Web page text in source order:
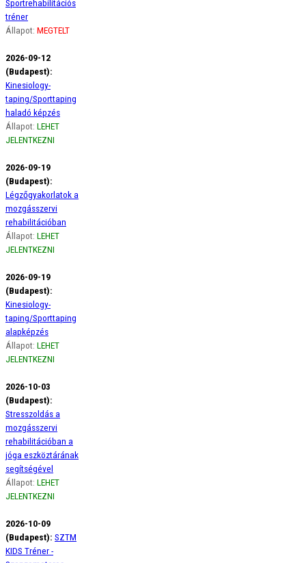
Sportrehabilitációs
tréner
Állapot: MEGTELT
2026-09-12
(Budapest):
Kinesiology-
taping/Sporttaping
haladó képzés
Állapot: LEHET
JELENTKEZNI
2026-09-19
(Budapest):
Légzőgyakorlatok a
mozgásszervi
rehabilitációban
Állapot: LEHET
JELENTKEZNI
2026-09-19
(Budapest):
Kinesiology-
taping/Sporttaping
alapképzés
Állapot: LEHET
JELENTKEZNI
2026-10-03
(Budapest):
Stresszoldás a
mozgásszervi
rehabilitációban a
jóga eszköztárának
segítségével
Állapot: LEHET
JELENTKEZNI
2026-10-09
(Budapest): SZTM
KIDS Tréner -